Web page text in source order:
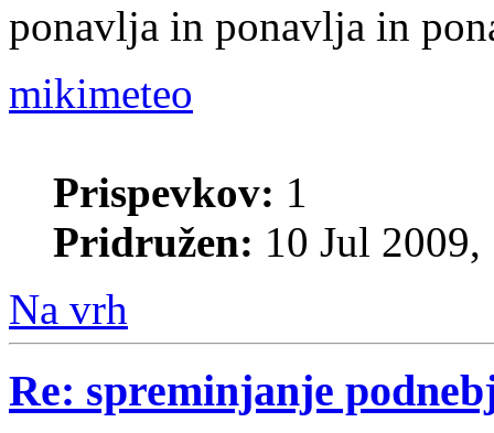
ponavlja in ponavlja in
mikimeteo
Prispevkov: 1
Pridružen: 10 Jul 2009,
Na vrh
Re: spreminjanje